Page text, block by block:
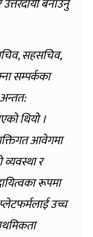
बनाउनु
सहसचिव,
सम्पर्कका
थियो ।
आवेगमा
र
रूपमा
उच्च